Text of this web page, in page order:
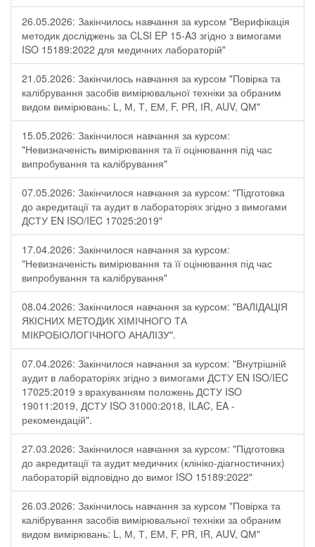
26.05.2026: Закінчилось навчання за курсом "Верифікація
методик досліджень за CLSI EP 15-A3 згідно з вимогами
ISO 15189:2022 для медичних лабораторій"
21.05.2026: Закінчилось навчання за курсом "Повірка та
калібрування засобів вимірювальної техніки за обраним
видом вимірювань: L, М, Т, ЕМ, F, РR, ІR, АUV, QМ"
15.05.2026: Закінчилося навчання за курсом:
"Невизначеність вимірювання та її оцінювання під час
випробування та калібрування"
07.05.2026: Закінчилося навчання за курсом: "Підготовка
до акредитації та аудит в лабораторіях згідно з вимогами
ДСТУ EN ISO/IEC 17025:2019"
17.04.2026: Закінчилося навчання за курсом:
"Невизначеність вимірювання та її оцінювання під час
випробування та калібрування"
08.04.2026: Закінчилося навчання за курсом: "ВАЛІДАЦІЯ
ЯКІСНИХ МЕТОДИК ХІМІЧНОГО ТА
МІКРОБІОЛОГІЧНОГО АНАЛІЗУ".
07.04.2026: Закінчилося навчання за курсом: "Внутрішній
аудит в лабораторіях згідно з вимогами ДСТУ EN ISO/IEC
17025:2019 з врахуванням положень ДСТУ ISO
19011:2019, ДСТУ ISO 31000:2018, ILAC, EA -
рекомендацій".
27.03.2026: Закінчилося навчання за курсом: "Підготовка
до акредитації та аудит медичних (клініко-діагностичних)
лабораторій відповідно до вимог ISO 15189:2022"
26.03.2026: Закінчилось навчання за курсом "Повірка та
калібрування засобів вимірювальної техніки за обраним
видом вимірювань: L, М, Т, ЕМ, F, РR, ІR, АUV, QМ"